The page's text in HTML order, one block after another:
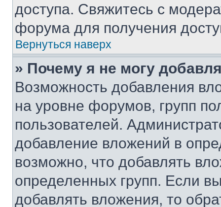
доступа. Свяжитесь с
форума для получения
Вернуться наверх
» Почему я не могу
Возможность добавления
на уровне форумов, групп
пользователей.
добавление вложений в
возможно, что добавлять
определенных групп. Если
добавлять вложения, то